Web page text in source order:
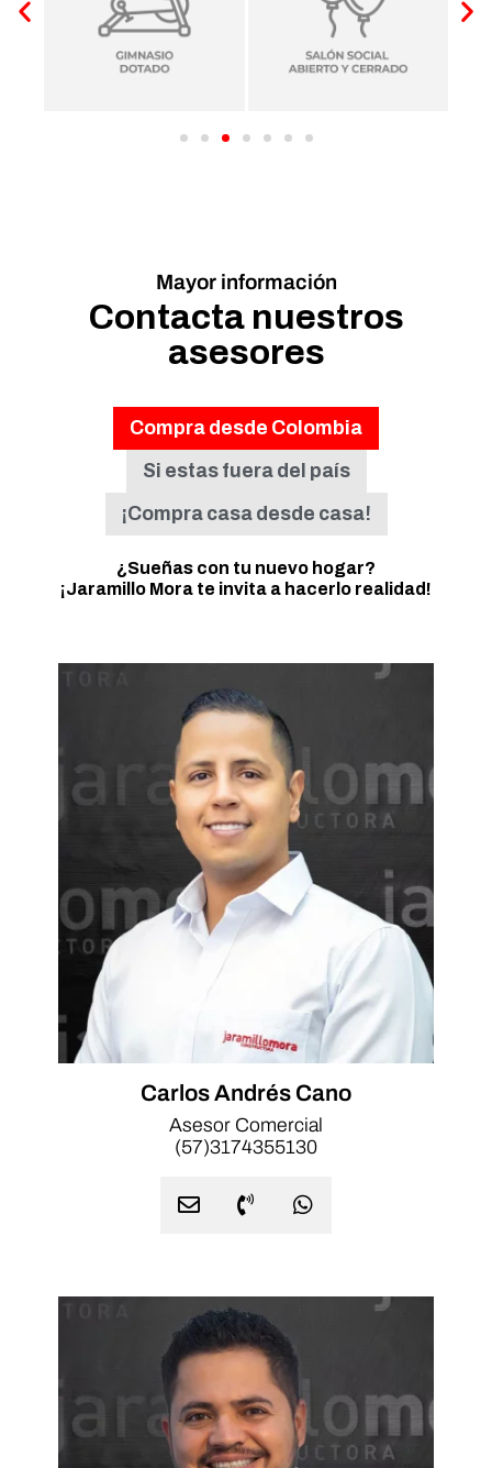
Mayor información
Contacta nuestros
asesores
Compra desde Colombia
Si estas fuera del país
¡Compra casa desde casa!
¿Sueñas con tu nuevo hogar?
¡Jaramillo Mora te invita a hacerlo realidad!
Carlos Andrés Cano
Asesor Comercial
(57)3174355130